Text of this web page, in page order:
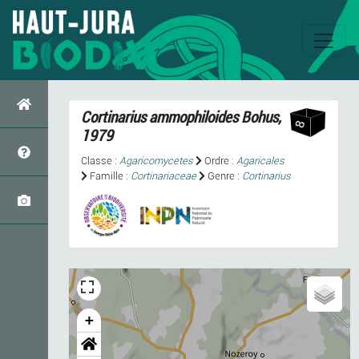
Cortinarius ammophiloidesBohus,
1979
Classe : Agaricomycetes Ordre : Agaricales
Famille : Cortinariaceae Genre : Cortinarius
+